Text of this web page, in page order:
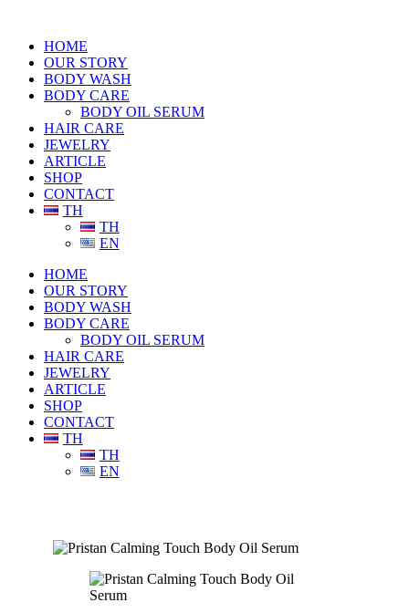
HOME
OUR STORY
BODY WASH
BODY CARE
BODY OIL SERUM
HAIR CARE
JEWELRY
ARTICLE
SHOP
CONTACT
TH
TH
EN
HOME
OUR STORY
BODY WASH
BODY CARE
BODY OIL SERUM
HAIR CARE
JEWELRY
ARTICLE
SHOP
CONTACT
TH
TH
EN